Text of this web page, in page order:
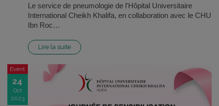
Le service de pneumologie de l'Hôpital Universitaire
International Cheikh Khalifa, en collaboration avec le CHU
Ibn Roc…
Lire la suite
Event
24
Oct
2023